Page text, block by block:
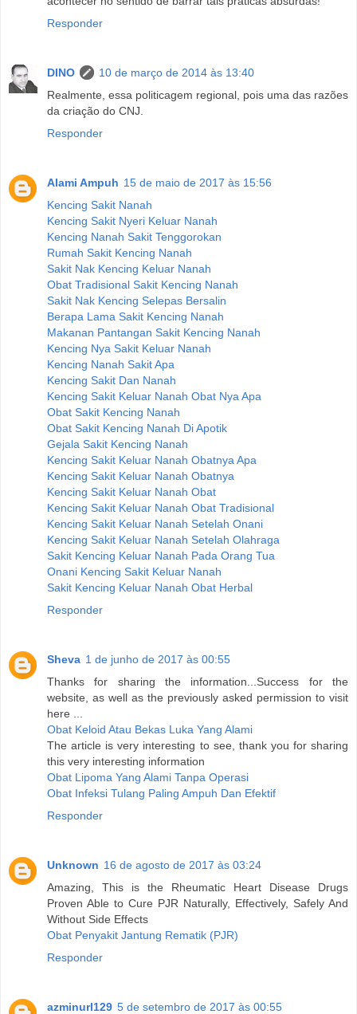
Responder
DINO
10 de março de 2014 às 13:40
Realmente, essa politicagem regional, pois uma das razões
da criação do CNJ.
Responder
Alami Ampuh 15 de maio de 2017 às 15:56
Kencing Sakit Nanah
Kencing Sakit Nyeri Keluar Nanah
Kencing Nanah Sakit Tenggorokan
Rumah Sakit Kencing Nanah
Sakit Nak Kencing Keluar Nanah
Obat Tradisional Sakit Kencing Nanah
Sakit Nak Kencing Selepas Bersalin
Berapa Lama Sakit Kencing Nanah
Makanan Pantangan Sakit Kencing Nanah
Kencing Nya Sakit Keluar Nanah
Kencing Nanah Sakit Apa
Kencing Sakit Dan Nanah
Kencing Sakit Keluar Nanah Obat Nya Apa
Obat Sakit Kencing Nanah
Obat Sakit Kencing Nanah Di Apotik
Gejala Sakit Kencing Nanah
Kencing Sakit Keluar Nanah Obatnya Apa
Kencing Sakit Keluar Nanah Obatnya
Kencing Sakit Keluar Nanah Obat
Kencing Sakit Keluar Nanah Obat Tradisional
Kencing Sakit Keluar Nanah Setelah Onani
Kencing Sakit Keluar Nanah Setelah Olahraga
Sakit Kencing Keluar Nanah Pada Orang Tua
Onani Kencing Sakit Keluar Nanah
Sakit Kencing Keluar Nanah Obat Herbal
Responder
Sheva 1 de junho de 2017 às 00:55
Thanks for sharing the information...Success for the
website, as well as the previously asked permission to visit
here ...
Obat Keloid Atau Bekas Luka Yang Alami
The article is very interesting to see, thank you for sharing
this very interesting information
Obat Lipoma Yang Alami Tanpa Operasi
Obat Infeksi Tulang Paling Ampuh Dan Efektif
Responder
Unknown 16 de agosto de 2017 às 03:24
Amazing, This is the Rheumatic Heart Disease Drugs
Proven Able to Cure PJR Naturally, Effectively, Safely And
Without Side Effects
Obat Penyakit Jantung Rematik (PJR)
Responder
azminurl129 5 de setembro de 2017 às 00:55